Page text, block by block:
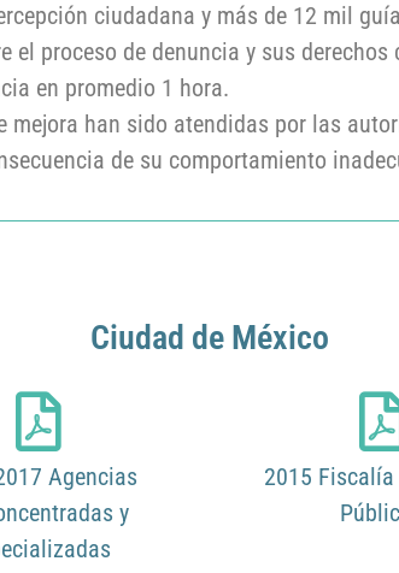
ciudadana y más de 12 mil
proceso de denuncia y sus derechos
en promedio 1 hora.
mejora han sido atendidas por las
de su comportamiento
Ciudad de México
Agencias
y
2015 Fiscalía